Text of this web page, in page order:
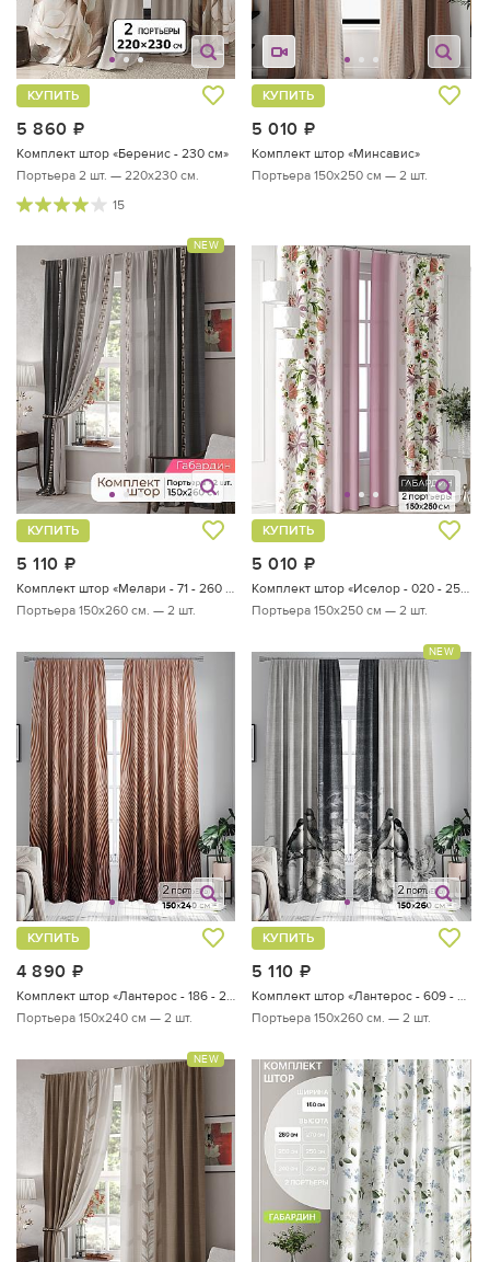
5 860
КУПИТЬ
Комплект штор «Беренис - 230 см»
Портьера 2 шт. — 220х230 см.
15
5 010
КУПИТЬ
Комплект штор «Минсавис»
Портьера 150х250 см — 2 шт.
NEW
5 110
КУПИТЬ
Комплект штор «Мелари - 71 - 260 см»
Портьера 150х260 см. — 2 шт.
5 010
КУПИТЬ
Комплект штор «Иселор - 020 - 250 см»
Портьера 150х250 см — 2 шт.
4 890
КУПИТЬ
Портьера 150х240 см — 2 шт.
NEW
5 110
КУПИТЬ
Портьера 150х260 см. — 2 шт.
NEW